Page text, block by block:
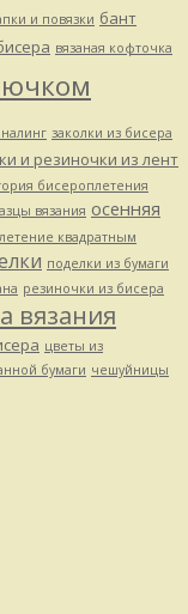
и повязки бант
вязаная кофточка
заколки из бисера
и резиночки из лент
бисероплетения
вязания осенняя
квадратным
поделки из бумаги
резиночки из бисера
вязания
цветы из
бумаги чешуйницы